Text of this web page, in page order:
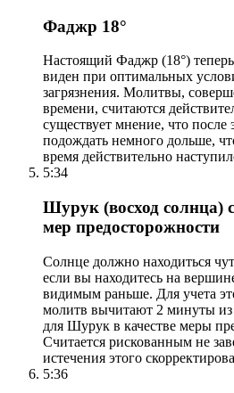
Фаджр 18°
Настоящий Фаджр (18°)
виден при оптимальных
загрязнения. Молитвы,
времени, считаются
существует мнение, что после
подождать немного дольше,
время действительно
5:34
Шурук (восход солнца)
мер предосторожности
Солнце должно находиться
если вы находитесь на
видимым раньше. Для учета
молитв вычитают 2 минуты из
для Шурук в качестве меры
Считается рискованным не
истечения этого
5:36